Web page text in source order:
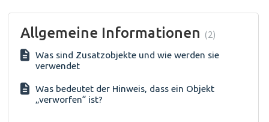
Allgemeine Informationen 2
Was sind Zusatzobjekte und wie werden sie
verwendet
Was bedeutet der Hinweis, dass ein Objekt
„verworfen“ ist?